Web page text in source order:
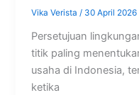
Vika Verista/ 30 April 2026
Persetujuan
titik paling
usaha di Indonesia,
ketika